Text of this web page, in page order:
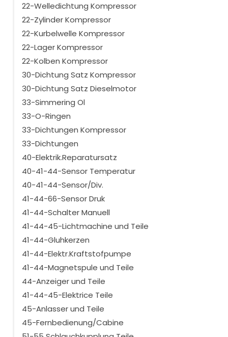
22-Welledichtung Kompressor
22-Zylinder Kompressor
22-Kurbelwelle Kompressor
22-Lager Kompressor
22-Kolben Kompressor
30-Dichtung Satz Kompressor
30-Dichtung Satz Dieselmotor
33-Simmering Ol
33-O-Ringen
33-Dichtungen Kompressor
33-Dichtungen
40-Elektrik.Reparatursatz
40-41-44-Sensor Temperatur
40-41-44-Sensor/Div.
41-44-66-Sensor Druk
41-44-Schalter Manuell
41-44-45-Lichtmachine und Teile
41-44-Gluhkerzen
41-44-Elektr.Kraftstofpumpe
41-44-Magnetspule und Teile
44-Anzeiger und Teile
41-44-45-Elektrice Teile
45-Anlasser und Teile
45-Fernbedienung/Cabine